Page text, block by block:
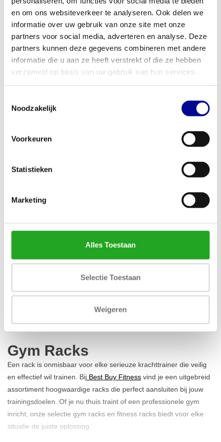
en om ons websiteverkeer te analyseren. Ook delen we
informatie over uw gebruik van onze site met onze
partners voor social media, adverteren en analyse. Deze
partners kunnen deze gegevens combineren met andere
informatie die u aan ze heeft verstrekt of die ze hebben
verzameld op basis van uw gebruik van hun services.
Noodzakelijk
Voorkeuren
Statistieken
Marketing
Alles Toestaan
Selectie Toestaan
Weigeren
Squat Rack Black line
Matrix Power station
Gym Racks
Een rack is onmisbaar voor elke serieuze krachttrainer die veilig
en effectief wil trainen. Bij Best Buy Fitness vind je een uitgebreid
assortiment hoogwaardige racks die perfect aansluiten bij jouw
trainingsdoelen. Of je nu thuis traint of een professionele gym
inricht, onze selectie gym racks en fitness racks biedt voor elke
situatie de juiste oplossing.